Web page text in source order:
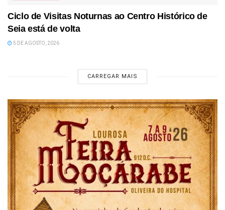
Ciclo de Visitas Noturnas ao Centro Histórico de
Seia está de volta
5 DE AGOSTO, 2026
CARREGAR MAIS